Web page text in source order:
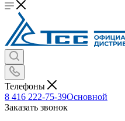
Телефоны
8 416 222-75-39Основной
Заказать звонок